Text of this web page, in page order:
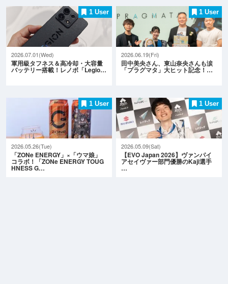
1 User
2026.07.01(Wed)
軍用級タフネス＆高冷却・大容量
バッテリー搭載！レノボ「Legio…
1 User
2026.06.19(Fri)
田中美央さん、東山奈央さんも涙
「プラグマタ」大ヒット記念！…
1 User
2026.05.26(Tue)
「ZONe ENERGY」×「ウマ娘」
コラボ！「ZONe ENERGY TOUG
HNESS G…
1 User
2026.05.09(Sat)
【EVO Japan 2026】ヴァンパイ
アセイヴァー部門優勝のKaji選手
…